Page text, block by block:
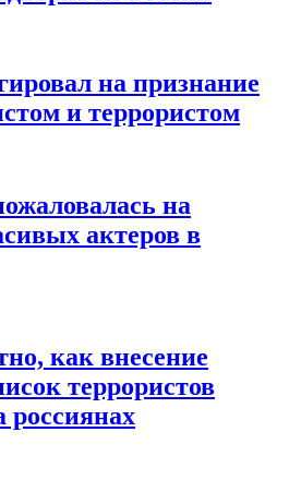
на признание
и террористом
на
актеров в
как внесение
террористов
россиянах